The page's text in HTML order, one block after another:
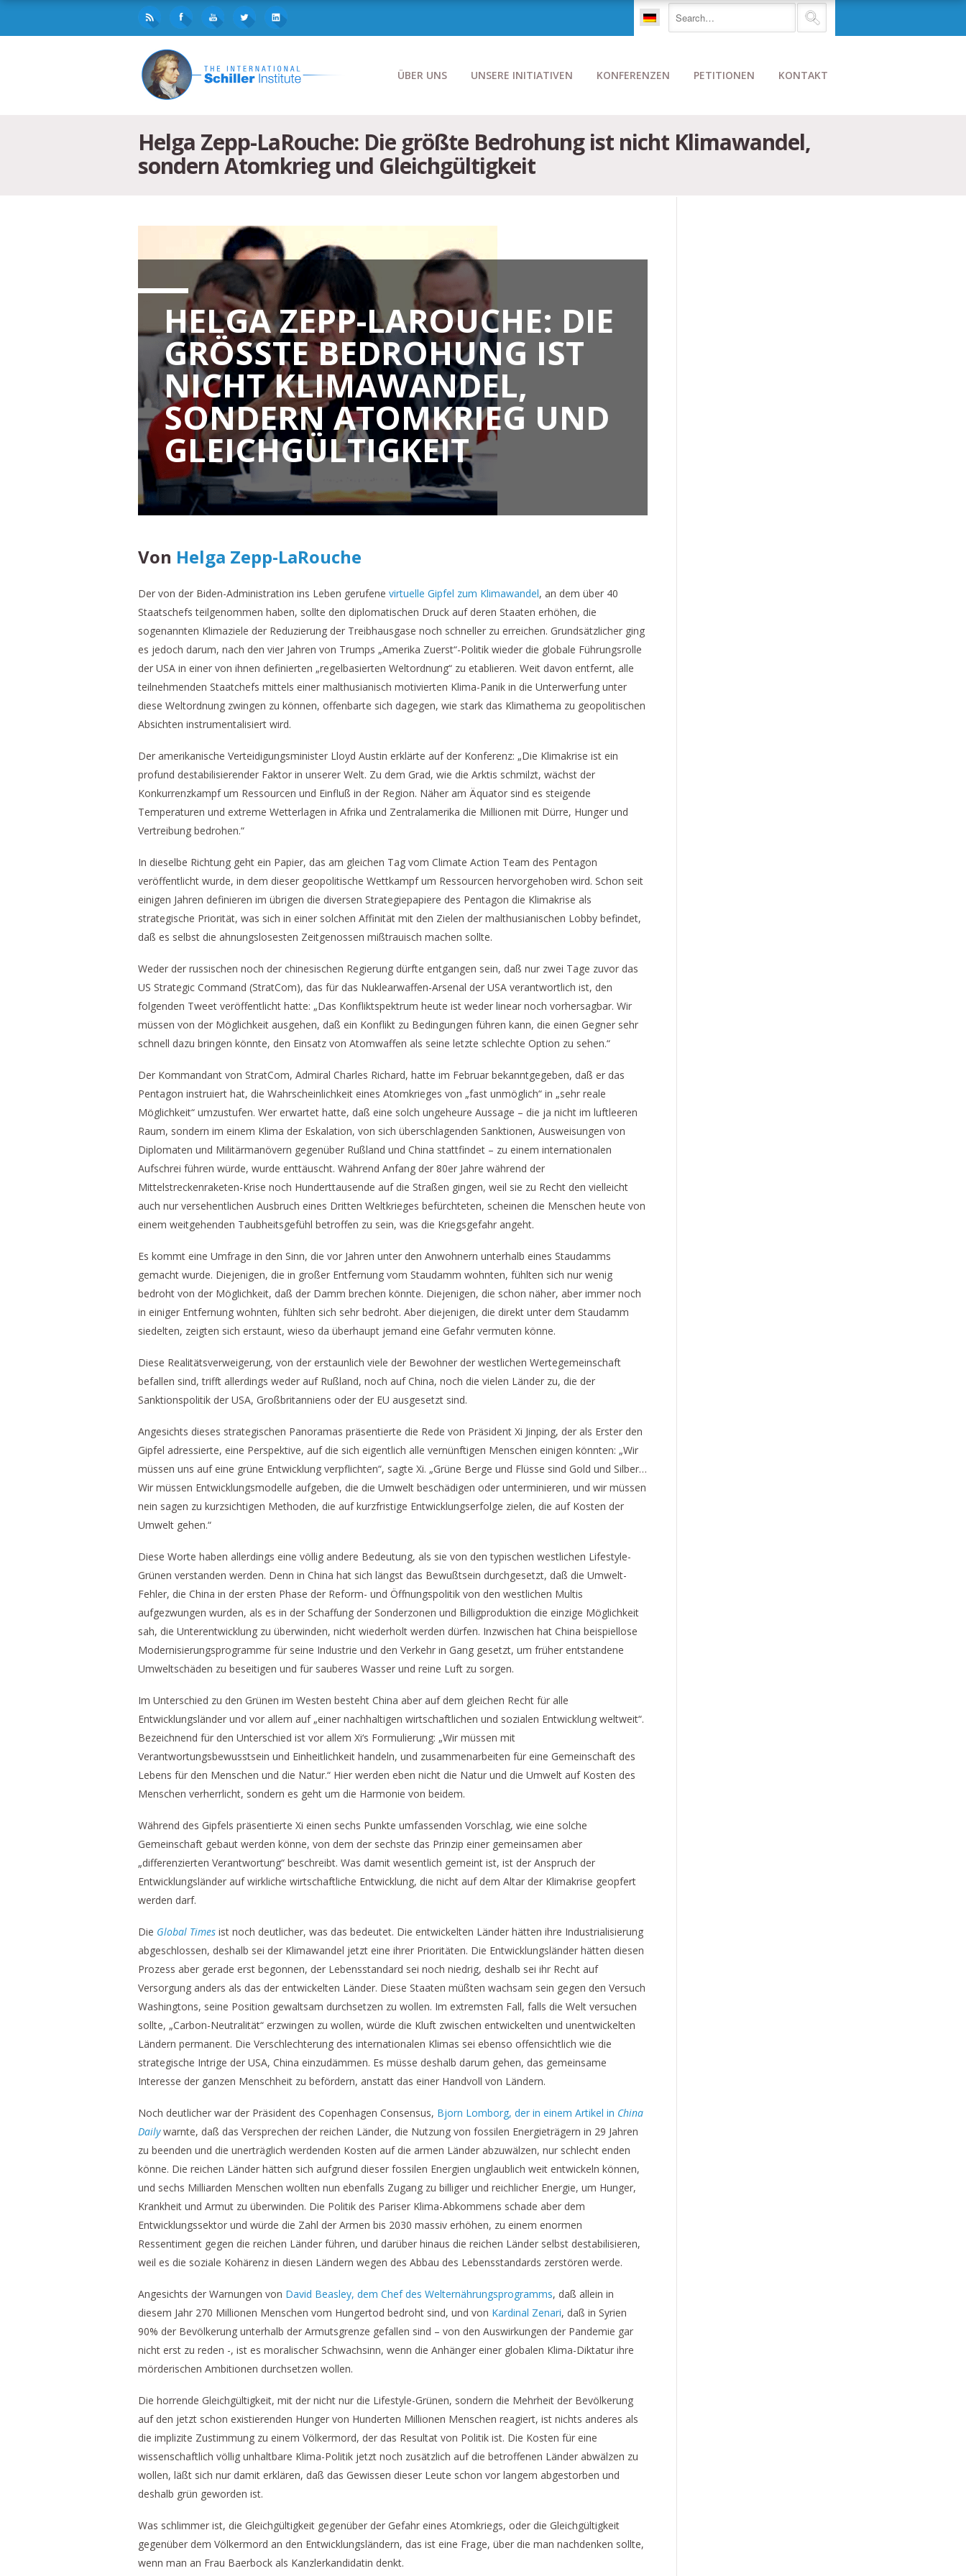
ÜBER UNS UNSERE INITIATIVEN KONFERENZEN PETITIONEN KONTAKT
Helga Zepp-LaRouche: Die größte Bedrohung ist nicht Klimawandel,
sondern Atomkrieg und Gleichgültigkeit
HELGA ZEPP-LAROUCHE: DIE
GRÖSSTE BEDROHUNG IST N
ICHT KLIMAWANDEL, S
ONDERN ATOMKRIEG UND G
LEICHGÜLTIGKEIT
Von Helga Zepp-LaRouche
Der von der Biden-Administration ins Leben gerufene virtuelle Gipfel zum Klimawandel, an dem über 40
Staatschefs teilgenommen haben, sollte den diplomatischen Druck auf deren Staaten erhöhen, die
sogenannten Klimaziele der Reduzierung der Treibhausgase noch schneller zu erreichen. Grundsätzlicher ging
es jedoch darum, nach den vier Jahren von Trumps „Amerika Zuerst“-Politik wieder die globale Führungsrolle
der USA in einer von ihnen definierten „regelbasierten Weltordnung“ zu etablieren. Weit davon entfernt, alle
teilnehmenden Staatchefs mittels einer malthusianisch motivierten Klima-Panik in die Unterwerfung unter
diese Weltordnung zwingen zu können, offenbarte sich dagegen, wie stark das Klimathema zu geopolitischen
Absichten instrumentalisiert wird.
Der amerikanische Verteidigungsminister Lloyd Austin erklärte auf der Konferenz: „Die Klimakrise ist ein
profund destabilisierender Faktor in unserer Welt. Zu dem Grad, wie die Arktis schmilzt, wächst der
Konkurrenzkampf um Ressourcen und Einfluß in der Region. Näher am Äquator sind es steigende
Temperaturen und extreme Wetterlagen in Afrika und Zentralamerika die Millionen mit Dürre, Hunger und
Vertreibung bedrohen.“
In dieselbe Richtung geht ein Papier, das am gleichen Tag vom Climate Action Team des Pentagon
veröffentlicht wurde, in dem dieser geopolitische Wettkampf um Ressourcen hervorgehoben wird. Schon seit
einigen Jahren definieren im übrigen die diversen Strategiepapiere des Pentagon die Klimakrise als
strategische Priorität, was sich in einer solchen Affinität mit den Zielen der malthusianischen Lobby befindet,
daß es selbst die ahnungslosesten Zeitgenossen mißtrauisch machen sollte.
Weder der russischen noch der chinesischen Regierung dürfte entgangen sein, daß nur zwei Tage zuvor das
US Strategic Command (StratCom), das für das Nuklearwaffen-Arsenal der USA verantwortlich ist, den
folgenden Tweet veröffentlicht hatte: „Das Konfliktspektrum heute ist weder linear noch vorhersagbar. Wir
müssen von der Möglichkeit ausgehen, daß ein Konflikt zu Bedingungen führen kann, die einen Gegner sehr
schnell dazu bringen könnte, den Einsatz von Atomwaffen als seine letzte schlechte Option zu sehen.“
Der Kommandant von StratCom, Admiral Charles Richard, hatte im Februar bekanntgegeben, daß er das
Pentagon instruiert hat, die Wahrscheinlichkeit eines Atomkrieges von „fast unmöglich“ in „sehr reale
Möglichkeit“ umzustufen. Wer erwartet hatte, daß eine solch ungeheure Aussage – die ja nicht im luftleeren
Raum, sondern im einem Klima der Eskalation, von sich überschlagenden Sanktionen, Ausweisungen von
Diplomaten und Militärmanövern gegenüber Rußland und China stattfindet – zu einem internationalen
Aufschrei führen würde, wurde enttäuscht. Während Anfang der 80er Jahre während der
Mittelstreckenraketen-Krise noch Hunderttausende auf die Straßen gingen, weil sie zu Recht den vielleicht
auch nur versehentlichen Ausbruch eines Dritten Weltkrieges befürchteten, scheinen die Menschen heute von
einem weitgehenden Taubheitsgefühl betroffen zu sein, was die Kriegsgefahr angeht.
Es kommt eine Umfrage in den Sinn, die vor Jahren unter den Anwohnern unterhalb eines Staudamms
gemacht wurde. Diejenigen, die in großer Entfernung vom Staudamm wohnten, fühlten sich nur wenig
bedroht von der Möglichkeit, daß der Damm brechen könnte. Diejenigen, die schon näher, aber immer noch
in einiger Entfernung wohnten, fühlten sich sehr bedroht. Aber diejenigen, die direkt unter dem Staudamm
siedelten, zeigten sich erstaunt, wieso da überhaupt jemand eine Gefahr vermuten könne.
Diese Realitätsverweigerung, von der erstaunlich viele der Bewohner der westlichen Wertegemeinschaft
befallen sind, trifft allerdings weder auf Rußland, noch auf China, noch die vielen Länder zu, die der
Sanktionspolitik der USA, Großbritanniens oder der EU ausgesetzt sind.
Angesichts dieses strategischen Panoramas präsentierte die Rede von Präsident Xi Jinping, der als Erster den
Gipfel adressierte, eine Perspektive, auf die sich eigentlich alle vernünftigen Menschen einigen könnten: „Wir
müssen uns auf eine grüne Entwicklung verpflichten“, sagte Xi. „Grüne Berge und Flüsse sind Gold und Silber…
Wir müssen Entwicklungsmodelle aufgeben, die die Umwelt beschädigen oder unterminieren, und wir müssen
nein sagen zu kurzsichtigen Methoden, die auf kurzfristige Entwicklungserfolge zielen, die auf Kosten der
Umwelt gehen.“
Diese Worte haben allerdings eine völlig andere Bedeutung, als sie von den typischen westlichen Lifestyle-
Grünen verstanden werden. Denn in China hat sich längst das Bewußtsein durchgesetzt, daß die Umwelt-
Fehler, die China in der ersten Phase der Reform- und Öffnungspolitik von den westlichen Multis
aufgezwungen wurden, als es in der Schaffung der Sonderzonen und Billigproduktion die einzige Möglichkeit
sah, die Unterentwicklung zu überwinden, nicht wiederholt werden dürfen. Inzwischen hat China beispiellose
Modernisierungsprogramme für seine Industrie und den Verkehr in Gang gesetzt, um früher entstandene
Umweltschäden zu beseitigen und für sauberes Wasser und reine Luft zu sorgen.
Im Unterschied zu den Grünen im Westen besteht China aber auf dem gleichen Recht für alle
Entwicklungsländer und vor allem auf „einer nachhaltigen wirtschaftlichen und sozialen Entwicklung weltweit“.
Bezeichnend für den Unterschied ist vor allem Xi‘s Formulierung: „Wir müssen mit
Verantwortungsbewusstsein und Einheitlichkeit handeln, und zusammenarbeiten für eine Gemeinschaft des
Lebens für den Menschen und die Natur.“ Hier werden eben nicht die Natur und die Umwelt auf Kosten des
Menschen verherrlicht, sondern es geht um die Harmonie von beidem.
Während des Gipfels präsentierte Xi einen sechs Punkte umfassenden Vorschlag, wie eine solche
Gemeinschaft gebaut werden könne, von dem der sechste das Prinzip einer gemeinsamen aber
„differenzierten Verantwortung“ beschreibt. Was damit wesentlich gemeint ist, ist der Anspruch der
Entwicklungsländer auf wirkliche wirtschaftliche Entwicklung, die nicht auf dem Altar der Klimakrise geopfert
werden darf.
Die Global Times ist noch deutlicher, was das bedeutet. Die entwickelten Länder hätten ihre Industrialisierung
abgeschlossen, deshalb sei der Klimawandel jetzt eine ihrer Prioritäten. Die Entwicklungsländer hätten diesen
Prozess aber gerade erst begonnen, der Lebensstandard sei noch niedrig, deshalb sei ihr Recht auf
Versorgung anders als das der entwickelten Länder. Diese Staaten müßten wachsam sein gegen den Versuch
Washingtons, seine Position gewaltsam durchsetzen zu wollen. Im extremsten Fall, falls die Welt versuchen
sollte, „Carbon-Neutralität“ erzwingen zu wollen, würde die Kluft zwischen entwickelten und unentwickelten
Ländern permanent. Die Verschlechterung des internationalen Klimas sei ebenso offensichtlich wie die
strategische Intrige der USA, China einzudämmen. Es müsse deshalb darum gehen, das gemeinsame
Interesse der ganzen Menschheit zu befördern, anstatt das einer Handvoll von Ländern.
Noch deutlicher war der Präsident des Copenhagen Consensus, Bjorn Lomborg, der in einem Artikel in China
Dailywarnte, daß das Versprechen der reichen Länder, die Nutzung von fossilen Energieträgern in 29 Jahren
zu beenden und die unerträglich werdenden Kosten auf die armen Länder abzuwälzen, nur schlecht enden
könne. Die reichen Länder hätten sich aufgrund dieser fossilen Energien unglaublich weit entwickeln können,
und sechs Milliarden Menschen wollten nun ebenfalls Zugang zu billiger und reichlicher Energie, um Hunger,
Krankheit und Armut zu überwinden. Die Politik des Pariser Klima-Abkommens schade aber dem
Entwicklungssektor und würde die Zahl der Armen bis 2030 massiv erhöhen, zu einem enormen
Ressentiment gegen die reichen Länder führen, und darüber hinaus die reichen Länder selbst destabilisieren,
weil es die soziale Kohärenz in diesen Ländern wegen des Abbau des Lebensstandards zerstören werde.
Angesichts der Warnungen von David Beasley, dem Chef des Welternährungsprogramms, daß allein in
diesem Jahr 270 Millionen Menschen vom Hungertod bedroht sind, und von Kardinal Zenari, daß in Syrien
90% der Bevölkerung unterhalb der Armutsgrenze gefallen sind – von den Auswirkungen der Pandemie gar
nicht erst zu reden -, ist es moralischer Schwachsinn, wenn die Anhänger einer globalen Klima-Diktatur ihre
mörderischen Ambitionen durchsetzen wollen.
Die horrende Gleichgültigkeit, mit der nicht nur die Lifestyle-Grünen, sondern die Mehrheit der Bevölkerung
auf den jetzt schon existierenden Hunger von Hunderten Millionen Menschen reagiert, ist nichts anderes als
die implizite Zustimmung zu einem Völkermord, der das Resultat von Politik ist. Die Kosten für eine
wissenschaftlich völlig unhaltbare Klima-Politik jetzt noch zusätzlich auf die betroffenen Länder abwälzen zu
wollen, läßt sich nur damit erklären, daß das Gewissen dieser Leute schon vor langem abgestorben und
deshalb grün geworden ist.
Was schlimmer ist, die Gleichgültigkeit gegenüber der Gefahr eines Atomkriegs, oder die Gleichgültigkeit
gegenüber dem Völkermord an den Entwicklungsländern, das ist eine Frage, über die man nachdenken sollte,
wenn man an Frau Baerbock als Kanzlerkandidatin denkt.